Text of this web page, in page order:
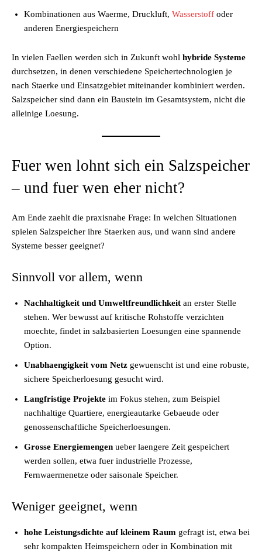
Kombinationen aus Waerme, Druckluft, Wasserstoff oder
anderen Energiespeichern
In vielen Faellen werden sich in Zukunft wohl hybride Systeme
durchsetzen, in denen verschiedene Speichertechnologien je
nach Staerke und Einsatzgebiet miteinander kombiniert werden.
Salzspeicher sind dann ein Baustein im Gesamtsystem, nicht die
alleinige Loesung.
Fuer wen lohnt sich ein Salzspeicher
– und fuer wen eher nicht?
Am Ende zaehlt die praxisnahe Frage: In welchen Situationen
spielen Salzspeicher ihre Staerken aus, und wann sind andere
Systeme besser geeignet?
Sinnvoll vor allem, wenn
Nachhaltigkeit und Umweltfreundlichkeit an erster Stelle
stehen. Wer bewusst auf kritische Rohstoffe verzichten
moechte, findet in salzbasierten Loesungen eine spannende
Option.
Unabhaengigkeit vom Netz gewuenscht ist und eine robuste,
sichere Speicherloesung gesucht wird.
Langfristige Projekte im Fokus stehen, zum Beispiel
nachhaltige Quartiere, energieautarke Gebaeude oder
genossenschaftliche Speicherloesungen.
Grosse Energiemengen ueber laengere Zeit gespeichert
werden sollen, etwa fuer industrielle Prozesse,
Fernwaermenetze oder saisonale Speicher.
Weniger geeignet, wenn
hohe Leistungsdichte auf kleinem Raum gefragt ist, etwa bei
sehr kompakten Heimspeichern oder in Kombination mit